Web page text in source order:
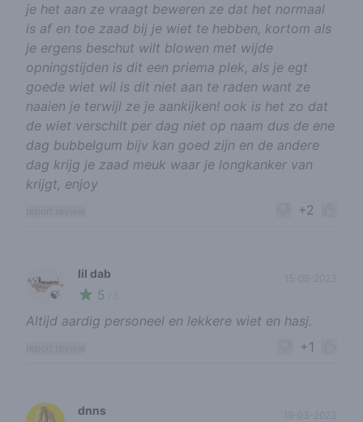
je het aan ze vraagt beweren ze dat het normaal
is af en toe zaad bij je wiet te hebben, kortom als
je ergens beschut wilt blowen met wijde
opningstijden is dit een priema plek, als je egt
goede wiet wil is dit niet aan te raden want ze
naaien je terwijl ze je aankijken! ook is het zo dat
de wiet verschilt per dag niet op naam dus de ene
dag bubbelgum bijv kan goed zijn en de andere
dag krijg je zaad meuk waar je longkanker van
krijgt, enjoy
+2
🍃
lil dab
5
15-08-2023
Altijd aardig personeel en lekkere wiet en hasj.
+1
dnns 19-03-2023